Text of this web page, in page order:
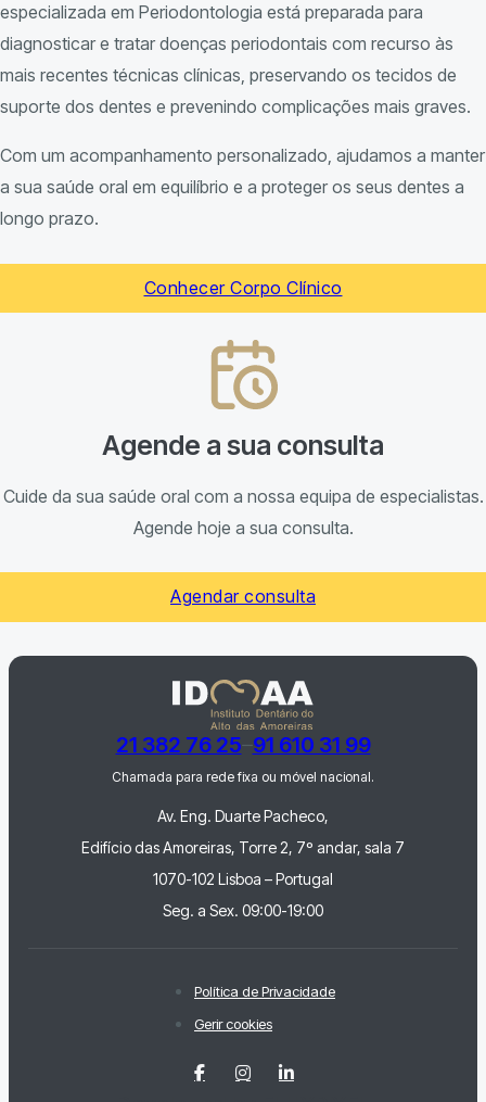
especializada em Periodontologia está preparada para
diagnosticar e tratar doenças periodontais com recurso às
mais recentes técnicas clínicas, preservando os tecidos de
suporte dos dentes e prevenindo complicações mais graves.
Com um acompanhamento personalizado, ajudamos a manter
a sua saúde oral em equilíbrio e a proteger os seus dentes a
longo prazo.
Conhecer Corpo Clínico
Agende a sua consulta
Cuide da sua saúde oral com a nossa equipa de especialistas.
Agende hoje a sua consulta.
Agendar consulta
21 382 76 25 91 610 31 99
Chamada para rede fixa ou móvel nacional.
Av. Eng. Duarte Pacheco,
Edifício das Amoreiras, Torre 2, 7º andar, sala 7
1070-102 Lisboa – Portugal
Seg. a Sex. 09:00-19:00
Política de Privacidade
Gerir cookies